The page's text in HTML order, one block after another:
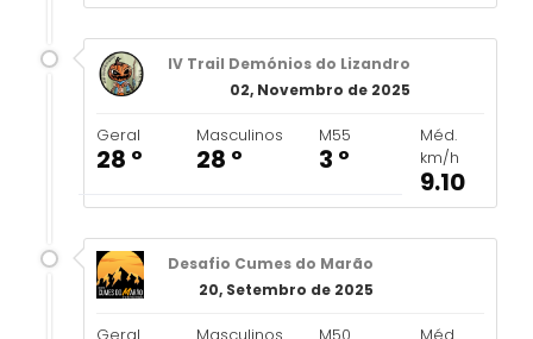
IV Trail Demónios do Lizandro
02, Novembro de 2025
Geral
28 º
Masculinos
28 º
M55
3 º
Méd.
km/h
9.10
Desafio Cumes do Marão
20, Setembro de 2025
Geral Masculinos M50 Méd.